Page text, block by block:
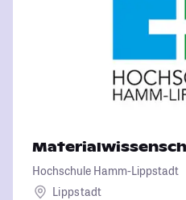
Hochschule Hamm-Lippstadt
Lippstadt